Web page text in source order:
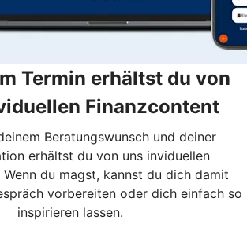
Termin erhältst du von
Finanzcontent
Beratungswunsch und deiner
erhältst du von uns inviduellen
du magst, kannst du dich damit
vorbereiten oder dich einfach so
inspirieren lassen.